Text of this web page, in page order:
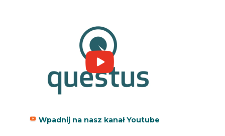
Wpadnij na nasz kanał Youtube